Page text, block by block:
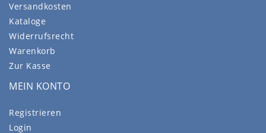
Versandkosten
Kataloge
Widerrufsrecht
Warenkorb
Zur Kasse
MEIN KONTO
Registrieren
Login